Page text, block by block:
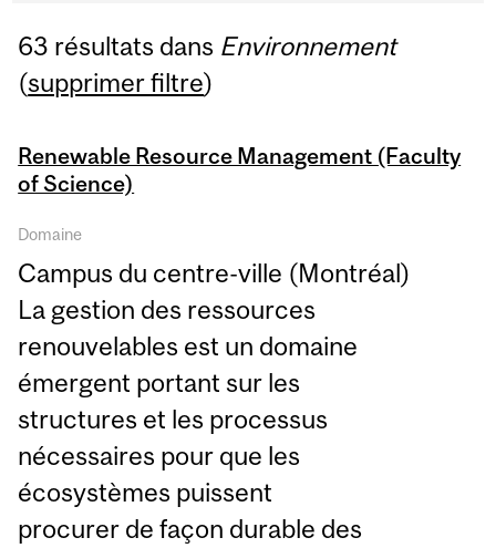
63 résultats dans Environnement
(supprimer filtre)
Renewable Resource Management (Faculty
of Science)
Domaine
Campus du centre-ville (Montréal)
La gestion des ressources
renouvelables est un domaine
émergent portant sur les
structures et les processus
nécessaires pour que les
écosystèmes puissent
procurer de façon durable des